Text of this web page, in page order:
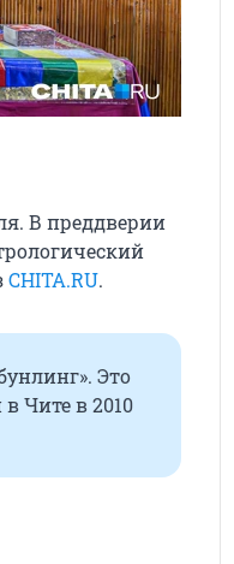
В преддверии
CHITA.RU.
Это
Чите в 2010